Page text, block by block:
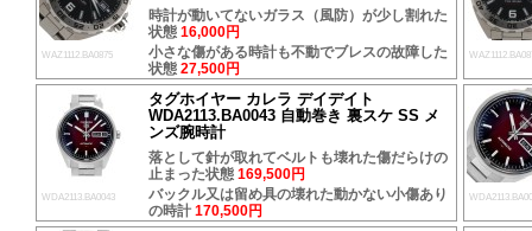
WAZ1112.BA0875
時計が動いてないガラス（風防）が少し割れた
状態 16,000円
小さな傷がある時計も不動でブレスの故障した
状態 27,500円
WDA2113.BA0043
タグホイヤー カレラ デイデイト
WDA2113.BA0043 自動巻き 裏スケ SS メ
ンズ腕時計
落として針が取れてベルトも壊れた傷だらけの
止まった状態 169,500円
バックル又は留め具の壊れた動かない小傷あり
の時計 170,500円